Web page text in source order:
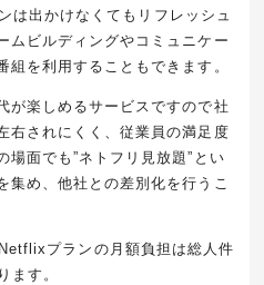
は出かけなくてもリフレッシュ
ムビルディングやコミュニケー
を利用することもできます。
が楽しめるサービスですので社
右されにくく、従業員の満足度
場面でも”ネトフリ見放題”とい
集め、他社との差別化を行うこ
プランの月額負担は総人件
ます。